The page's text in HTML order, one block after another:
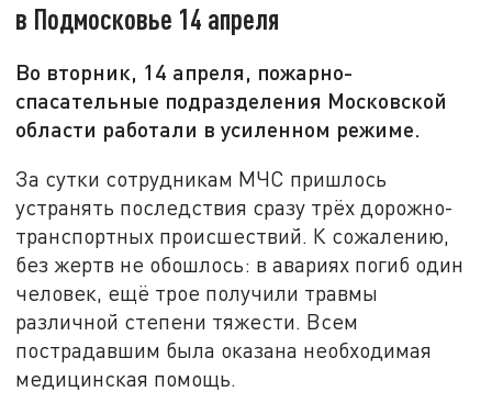
в Подмосковье 14 апреля
Во вторник, 14 апреля, пожарно-
спасательные подразделения Московской
области работали в усиленном режиме.
За сутки сотрудникам МЧС пришлось
устранять последствия сразу трёх дорожно-
транспортных происшествий. К сожалению,
без жертв не обошлось: в авариях погиб один
человек, ещё трое получили травмы
различной степени тяжести. Всем
пострадавшим была оказана необходимая
медицинская помощь.